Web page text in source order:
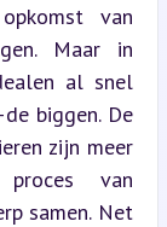
van
Maar in
al snel
biggen. De
zijn meer
van
samen. Net